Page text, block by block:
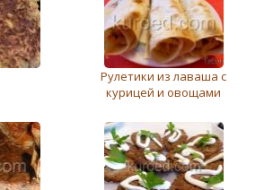
Рулетики из лаваша с
курицей и овощами